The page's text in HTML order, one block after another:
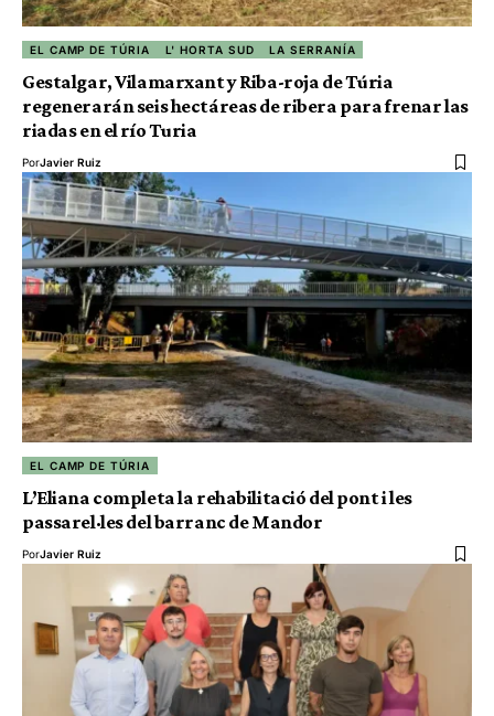
EL CAMP DE TÚRIA L' HORTA SUD LA SERRANÍA
Gestalgar, Vilamarxant y Riba-roja de Túria
regenerarán seis hectáreas de ribera para frenar las
riadas en el río Turia
PorJavier Ruiz
EL CAMP DE TÚRIA
L’Eliana completa la rehabilitació del pont i les
passarel·les del barranc de Mandor
PorJavier Ruiz